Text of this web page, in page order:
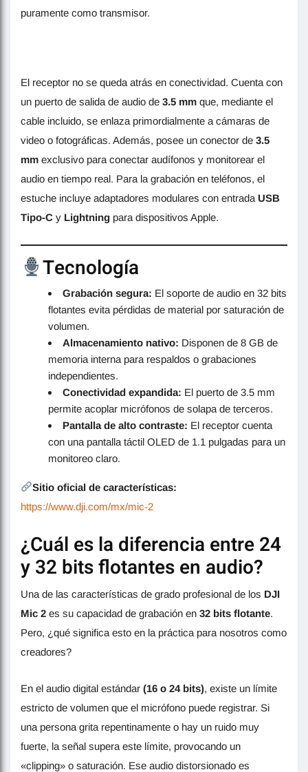
puramente como transmisor.
El receptor no se queda atrás en conectividad. Cuenta con
un puerto de salida de audio de 3.5 mm que, mediante el
cable incluido, se enlaza primordialmente a cámaras de
video o fotográficas. Además, posee un conector de 3.5
mm exclusivo para conectar audífonos y monitorear el
audio en tiempo real. Para la grabación en teléfonos, el
estuche incluye adaptadores modulares con entrada USB
Tipo-C y Lightning para dispositivos Apple.
Tecnología
Grabación segura: El soporte de audio en 32 bits
flotantes evita pérdidas de material por saturación de
volumen.
Almacenamiento nativo: Disponen de 8 GB de
memoria interna para respaldos o grabaciones
independientes.
Conectividad expandida: El puerto de 3.5 mm
permite acoplar micrófonos de solapa de terceros.
Pantalla de alto contraste: El receptor cuenta
con una pantalla táctil OLED de 1.1 pulgadas para un
monitoreo claro.
Sitio oficial de características:
https://www.dji.com/mx/mic-2
¿Cuál es la diferencia entre 24
y 32 bits flotantes en audio?
Una de las características de grado profesional de los DJI
Mic 2 es su capacidad de grabación en 32 bits flotante.
Pero, ¿qué significa esto en la práctica para nosotros como
creadores?
En el audio digital estándar (16 o 24 bits), existe un límite
estricto de volumen que el micrófono puede registrar. Si
una persona grita repentinamente o hay un ruido muy
fuerte, la señal supera este límite, provocando un
«clipping» o saturación. Ese audio distorsionado es